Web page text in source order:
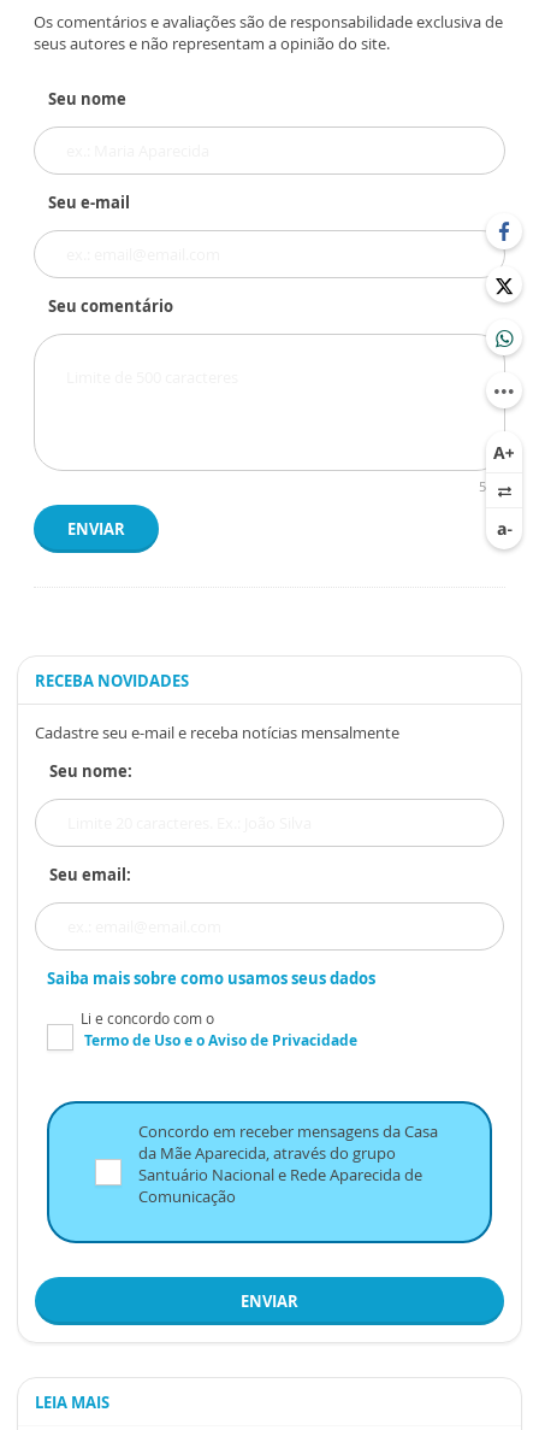
Os comentários e avaliações são de responsabilidade exclusiva de
seus autores e não representam a opinião do site.
Seu nome
Seu e-mail
Seu comentário
500
ENVIAR
RECEBA NOVIDADES
Cadastre seu e-mail e receba notícias mensalmente
Seu nome:
Seu email:
Saiba mais sobre como usamos seus dados
Li e concordo com o
Termo de Usoe oAviso de Privacidade
Concordo em receber mensagens da Casa
da Mãe Aparecida, através do grupo
Santuário Nacional e Rede Aparecida de
Comunicação
ENVIAR
LEIA MAIS